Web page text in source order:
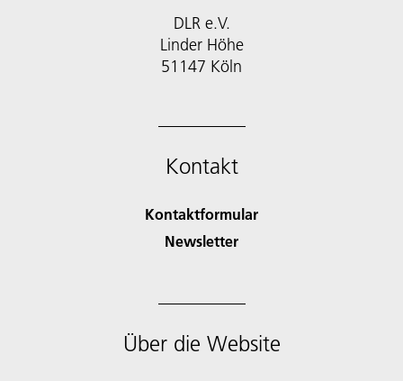
DLR e.V.
Linder Höhe
51147 Köln
Kontakt
Kontaktformular
Newsletter
Über die Website